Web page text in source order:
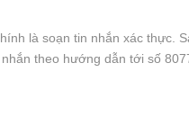
là soạn tin nhắn xác thực.
theo hướng dẫn tới số